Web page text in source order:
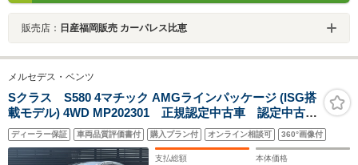
販売店： 日産福岡販売 カーパレス比恵
メルセデス・ベンツ
Sクラス S580 4マチック AMGラインパッケージ (ISG搭
載モデル) 4WD MP202301 正規認定中古車 認定中古車
保証2年付き AMGラインパッケージ パノラミックス
ライディングルーフ ブルメスターサラウンドサウンド
システム ACC 360°カメラ オートトランク レーダ
ディーラー保証 車両品質評価書付 購入プラン付 オンライン相談可 360°画像付
支払総額 本体価格